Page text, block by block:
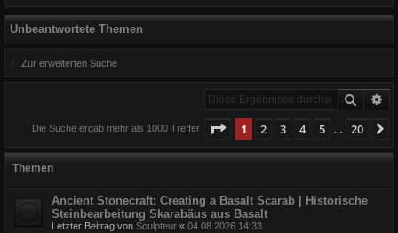
Unbeantwortete Themen
Zur erweiterten Suche
Suche
Die Suche ergab mehr als 1000 Treffer Seite 1von 20
1 2 3 4 5 20
Themen
Ancient Stonecraft: Creating a Basalt Scarab | Historische
Steinbearbeitung Skarabäus aus Basalt
Letzter Beitrag von Sculpteur « 04.08.2026 14:33